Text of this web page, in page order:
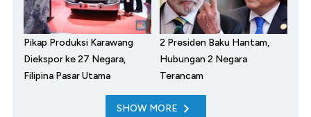
Pikap Produksi Karawang
Diekspor ke 27 Negara,
Filipina Pasar Utama
2 Presiden Baku Hantam,
Hubungan 2 Negara
Terancam
SHOW MORE